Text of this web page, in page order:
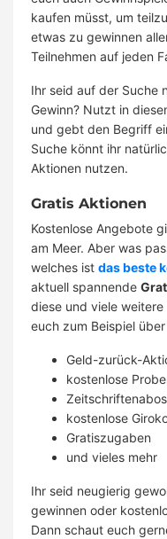
kaufen müsst, um
etwas zu gewinnen
Teilnehmen auf jeden
Ihr seid auf der Suche
Gewinn? Nutzt in
und gebt den Begriff
Suche könnt ihr
Aktionen nutzen.
Gratis Aktionen
Kostenlose Angebote
am Meer. Aber was
welches ist das beste
aktuell spannende
diese und viele
euch zum Beispiel über
Geld-zurück-
kostenlose
kostenlose
Gratiszugaben
und vieles mehr
Ihr seid neugierig
gewinnen oder
Dann schaut euch